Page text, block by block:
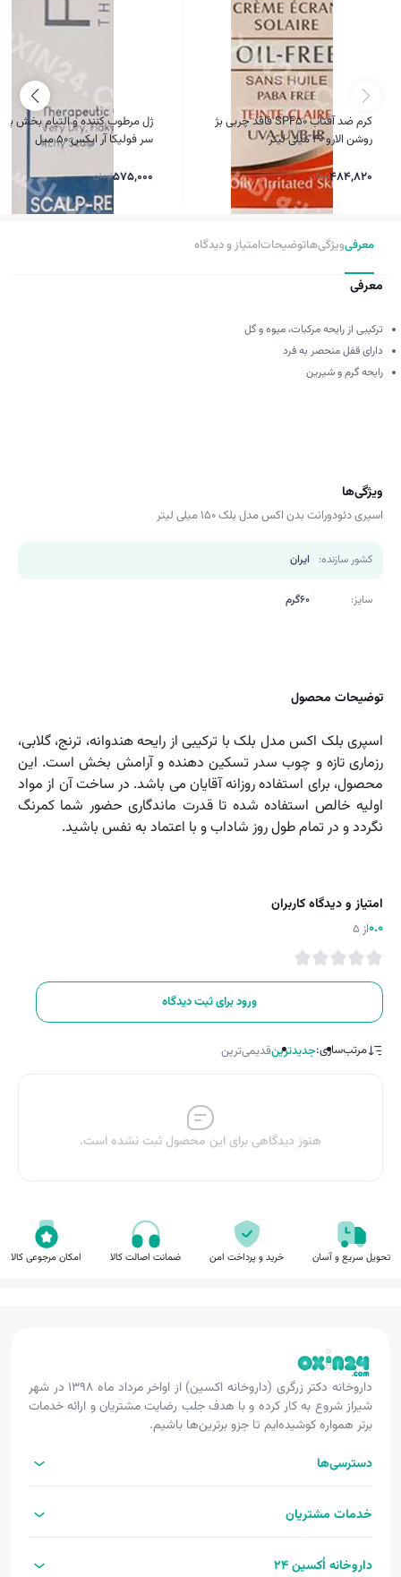
کرم ضد آفتاب SPF50 فاقد چربی بژ
روشن الارو 40 میلی لیتر
484,820تومان
ژل مرطوب کننده و التیام بخش
سر فولیکا آر ایکس 50 میل
575,000تومان
معرفیویژگی‌هاتوضیحاتامتیاز و دیدگاه
معرفی
ترکیبی از رایحه مرکبات، میوه و گل
دارای قفل منحصر به فرد
رایحه گرم و شیرین
ویژگی‌ها
اسپری دئودورانت بدن اکس مدل بلک 150 میلی لیتر
کشور سازنده: ایران
سایز: 60گرم
توضیحات محصول
اسپری بلک اکس مدل بلک با ترکیبی از رایحه هندوانه، ترنج، گلابی،
رزماری تازه و چوب سدر تسکین دهنده و آرامش بخش است. این
محصول، برای استفاده روزانه آقایان می باشد. در ساخت آن از مواد
اولیه خالص استفاده شده تا قدرت ماندگاری حضور شما کمرنگ
نگردد و در تمام طول روز شاداب و با اعتماد به نفس باشید.
امتیاز و دیدگاه کاربران
0.0از 5
ورود برای ثبت دیدگاه
مرتب‌سازی:جدیدترینقدیمی‌ترین
هنوز دیدگاهی برای این محصول ثبت نشده است.
تحویل سریع و آسان خرید و پرداخت امن ضمانت اصالت کالا امکان مرجوعی کالا
داروخانه دکتر زرگری (داروخانه اکسین) از اواخر مرداد ماه ۱۳۹۸ در شهر
شیراز شروع به کار کرده و با هدف جلب رضایت مشتریان و ارائه خدمات
برتر همواره کوشیده‌ایم تا جزو برترین‌ها باشیم.
دسترسی‌ها
خدمات مشتریان
داروخانه اُکسین 24